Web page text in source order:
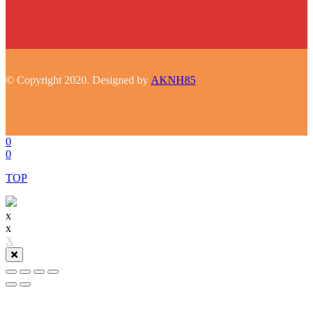
© Copyright 2020. Designed by AKNH85
0
0
TOP
x
x
X